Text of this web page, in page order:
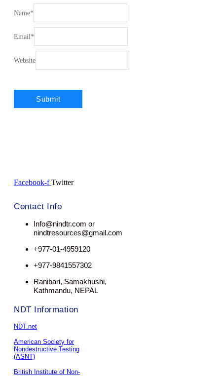
Name*
Email*
Website
Facebook-f Twitter
Contact Info
Info@nindtr.com or
nindtresources@gmail.com
+977-01-4959120
+977-9841557302
Ranibari, Samakhushi,
Kathmandu, NEPAL
NDT Information
NDT.net
American Society for
Nondestructive Testing
(ASNT)
British Institute of Non-